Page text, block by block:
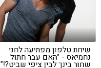
שיחת טלפון מפתיעה לחני
נחמיאס - "האם עבר חתול
שחור בינך לבין ציפי שביט?!"